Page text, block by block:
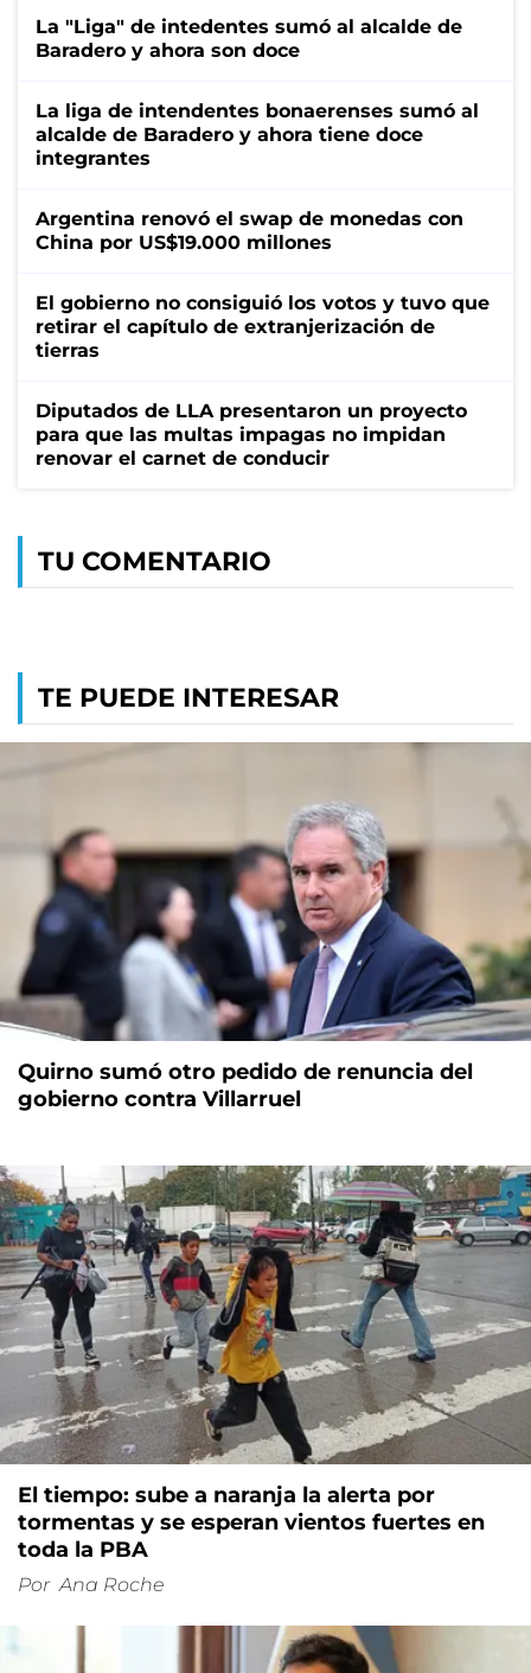
La "Liga" de intedentes sumó al alcalde de
Baradero y ahora son doce
La liga de intendentes bonaerenses sumó al
alcalde de Baradero y ahora tiene doce
integrantes
Argentina renovó el swap de monedas con
China por US$19.000 millones
El gobierno no consiguió los votos y tuvo que
retirar el capítulo de extranjerización de
tierras
Diputados de LLA presentaron un proyecto
para que las multas impagas no impidan
renovar el carnet de conducir
TU COMENTARIO
TE PUEDE INTERESAR
Quirno sumó otro pedido de renuncia del
gobierno contra Villarruel
El tiempo: sube a naranja la alerta por
tormentas y se esperan vientos fuertes en
toda la PBA
Por Ana Roche